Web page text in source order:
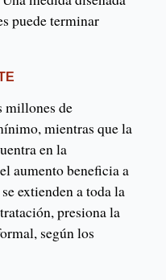
puede terminar
millones de
mientras que la
en la
aumento beneficia a
extienden a toda la
presiona la
según los